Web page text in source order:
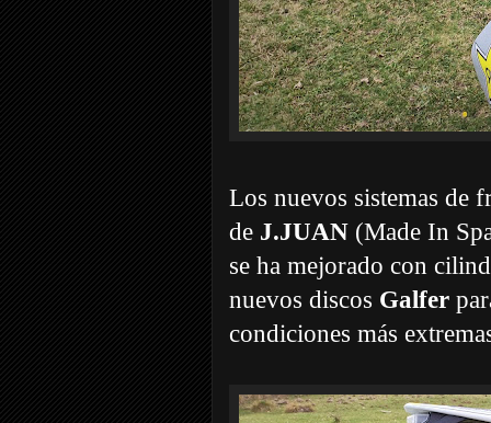
Los nuevos sistemas de
de J.JUAN (Made In
se ha mejorado con
nuevos discos Galfer
condiciones más